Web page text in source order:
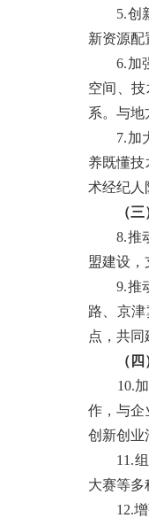
5.创新
新资源配
6.加强
空间、
系。与地
7.加大
养既懂
术经纪人
（三
8.推动
盟建设，
9.推动
路、京
点，共
（
10.加强
作，与企
创新创业
11.组织
大赛等多
12.增强